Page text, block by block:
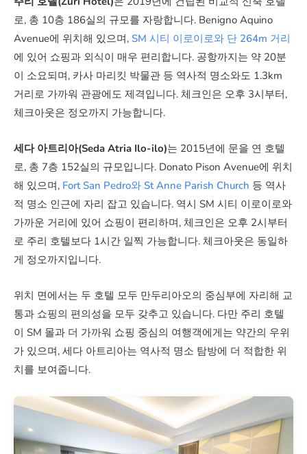
로, 총 10층 186실의 규모를 자랑합니다. Benigno Aquino
Avenue에 위치해 있으며, SM 시티 이로이로와 단 264m 거리
에 있어 쇼핑과 외식이 매우 편리합니다. 공항까지는 약 20분
이 소요되며, 카사 마리킷 박물관 등 역사적 명소와도 1.3km
거리로 가까워 관광에도 제격입니다. 체크인은 오후 3시부터,
체크아웃은 정오까지 가능합니다.
세다 아트리아(Seda Atria Ilo-ilo)는 2015년에 문을 연 호텔
로, 총 7층 152실의 규모입니다. Donato Pison Avenue에 위치
해 있으며, Fort San Pedro와 St Anne Parish Church 등 역사
적 명소 인근에 자리 잡고 있습니다. 역시 SM 시티 이로이로와
가까운 거리에 있어 쇼핑이 편리하며, 체크인은 오후 2시부터
로 주리 호텔보다 1시간 일찍 가능합니다. 체크아웃은 동일하
게 정오까지입니다.
위치 면에서는 두 호텔 모두 만두리아오의 중심부에 자리해 교
통과 쇼핑의 편의성을 모두 갖추고 있습니다. 다만 주리 호텔
이 SM 몰과 더 가까워 쇼핑 중심의 여행객에게는 약간의 우위
가 있으며, 세다 아트리아는 역사적 명소 탐방에 더 적합한 위
치를 보여줍니다.